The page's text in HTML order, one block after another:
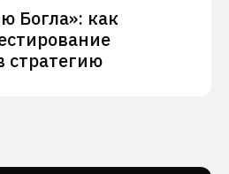
Богла»: как
стратегию